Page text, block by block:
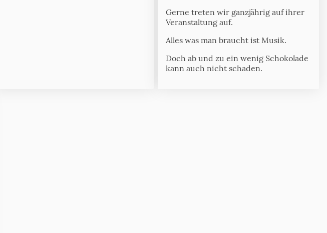
Gerne treten wir ganzjährig auf ihrer
Veranstaltung auf.
Alles was man braucht ist Musik.
Doch ab und zu ein wenig Schokolade
kann auch nicht schaden.